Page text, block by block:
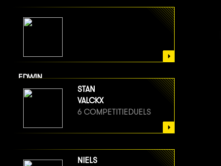
EDWIN
VAN BERGE HENEGOUWEN
6 COMPETITIEDUELS
STAN
VALCKX
6 COMPETITIEDUELS
NIELS